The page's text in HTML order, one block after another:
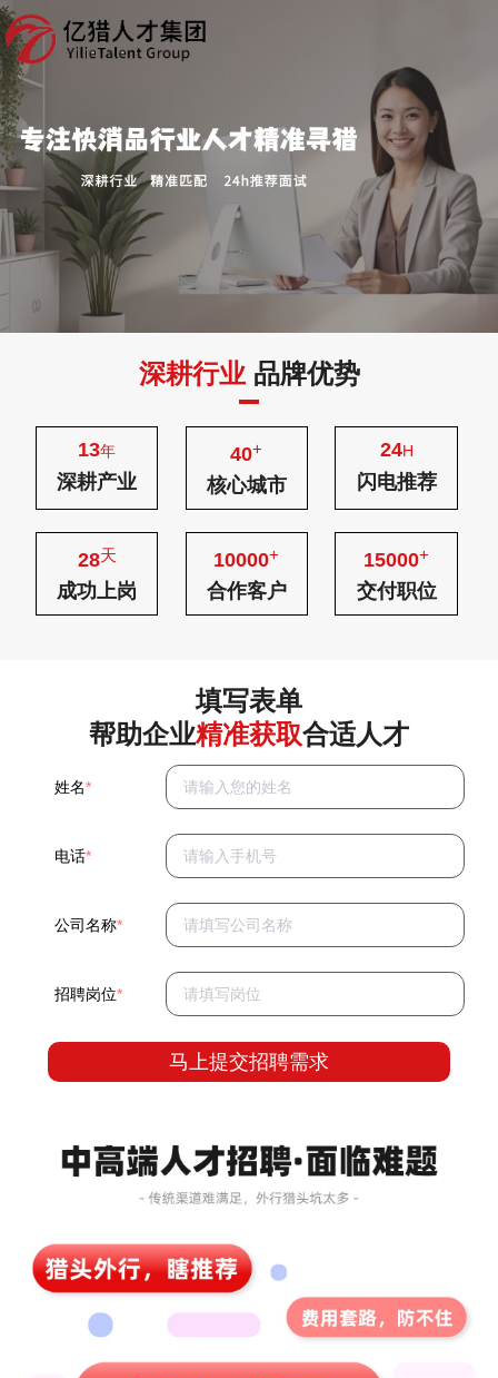
深耕行业品牌优势
13年
深耕产业
40+
核心城市
24H
闪电推荐
28天
成功上岗
10000+
合作客户
15000+
交付职位
填写表单
帮助企业精准获取合适人才
姓名*
电话*
公司名称*
招聘岗位*
马上提交招聘需求